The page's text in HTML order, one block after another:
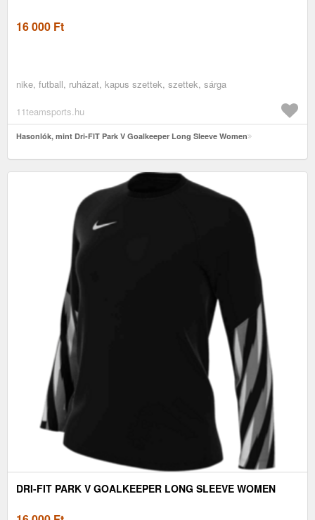
16 000 Ft
nike, futball, ruházat, kapus szettek, szettek, sárga
11teamsports.hu
Hasonlók, mint Dri-FIT Park V Goalkeeper Long Sleeve Women
DRI-FIT PARK V GOALKEEPER LONG SLEEVE WOMEN